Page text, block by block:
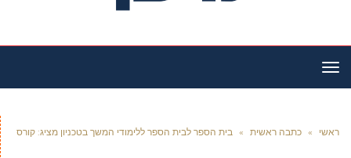
תפריט
ראשי » כתבה ראשית » בית הספר לבית הספר ללימודי המשך בטכניון מציג: קורס